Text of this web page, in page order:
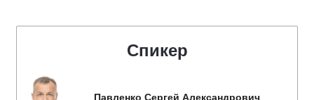
Спикер
Павленко Сергей Александрович